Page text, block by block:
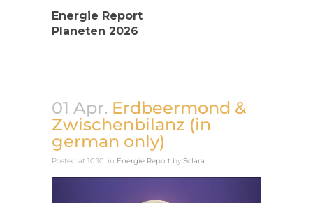
Energie Report
Planeten 2026
01 Apr. Erdbeermond &
Zwischenbilanz (in
german only)
Posted at 10:10. in Energie Report by Solara